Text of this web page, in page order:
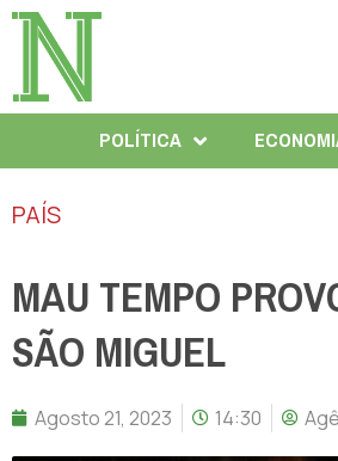
POLÍTICA
PAÍS
MAU TEMPO
SÃO MIGUEL
Agosto 21, 2023 14:30